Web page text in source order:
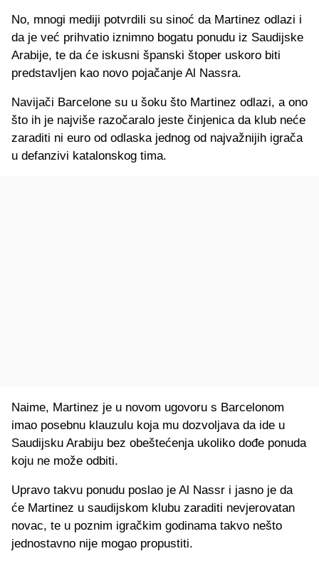
No, mnogi mediji potvrdili su sinoć da Martinez odlazi i
da je već prihvatio iznimno bogatu ponudu iz Saudijske
Arabije, te da će iskusni španski štoper uskoro biti
predstavljen kao novo pojačanje Al Nassra.
Navijači Barcelone su u šoku što Martinez odlazi, a ono
što ih je najviše razočaralo jeste činjenica da klub neće
zaraditi ni euro od odlaska jednog od najvažnijih igrača
u defanzivi katalonskog tima.
Naime, Martinez je u novom ugovoru s Barcelonom
imao posebnu klauzulu koja mu dozvoljava da ide u
Saudijsku Arabiju bez obeštećenja ukoliko dođe ponuda
koju ne može odbiti.
Upravo takvu ponudu poslao je Al Nassr i jasno je da
će Martinez u saudijskom klubu zaraditi nevjerovatan
novac, te u poznim igračkim godinama takvo nešto
jednostavno nije mogao propustiti.